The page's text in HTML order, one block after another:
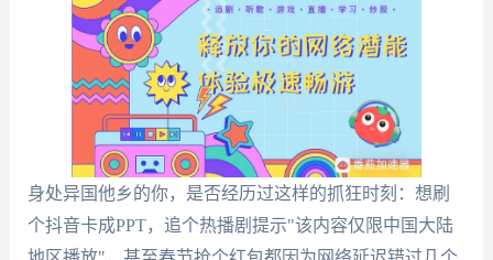
身处异国他乡的你，是否经历过这样的抓狂时刻：想刷
个抖音卡成PPT，追个热播剧提示"该内容仅限中国大陆